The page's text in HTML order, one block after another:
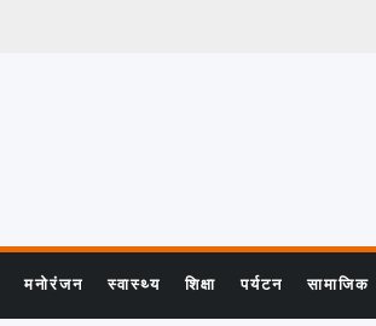
मनोरंजन स्वास्थ्य शिक्षा पर्यटन सामाजिक